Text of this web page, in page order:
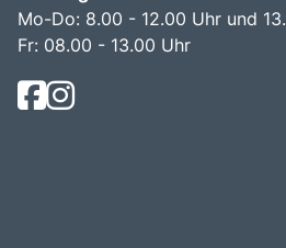
Mo-Do: 8.00 - 12.00 Uhr und
Fr: 08.00 - 13.00 Uhr